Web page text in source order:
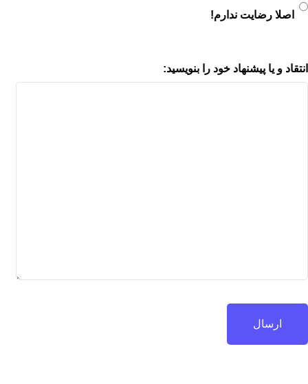
اصلا رضایت ندارم!
انتقاد و یا پیشنهاد خود را بنویسید: